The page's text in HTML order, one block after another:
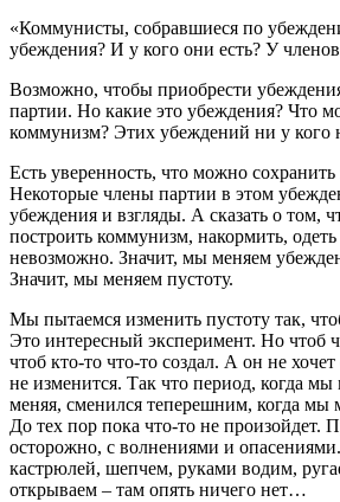
«Коммунисты, собравшиеся по
убеждения? И у кого они есть? У
Возможно, чтобы приобрести
партии. Но какие это убеждения? Что
коммунизм? Этих убеждений ни у кого
Есть уверенность, что можно сохранить
Некоторые члены партии в этом
убеждения и взгляды. А сказать о том,
построить коммунизм, накормить, одеть
невозможно. Значит, мы меняем
Значит, мы меняем пустоту.
Мы пытаемся изменить пустоту так,
Это интересный эксперимент. Но чтоб
чтоб кто-то что-то создал. А он не хочет
не изменится. Так что период, когда
меняя, сменился теперешним, когда мы
До тех пор пока что-то не произойдет.
осторожно, с волнениями и
кастрюлей, шепчем, руками водим,
открываем – там опять ничего нет…